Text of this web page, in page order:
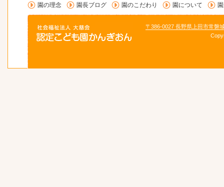
園の理念 園長ブログ 園のこだわり 園について
〒386-0027 長野県上田市常磐